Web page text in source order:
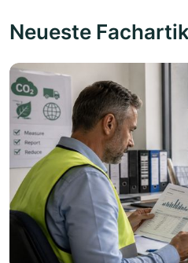
Neueste